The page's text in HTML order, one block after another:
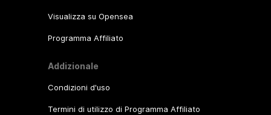
Visualizza su Opensea
Programma Affiliato
Addizionale
Condizioni d'uso
Termini di utilizzo di Programma Affiliato